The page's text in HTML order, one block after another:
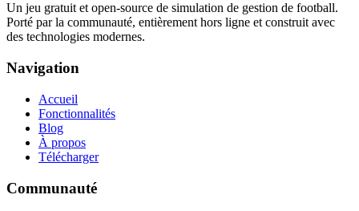
Un jeu gratuit et open-source de simulation de gestion de football.
Porté par la communauté, entièrement hors ligne et construit avec
des technologies modernes.
Navigation
Accueil
Fonctionnalités
Blog
À propos
Télécharger
Communauté